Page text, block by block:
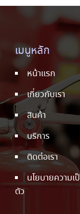
เมนูหลัก
หน้าแรก
เกี่ยวกับเรา
สินค้า
บริการ
ติดต่อเรา
นโยบายความเ
ตัว